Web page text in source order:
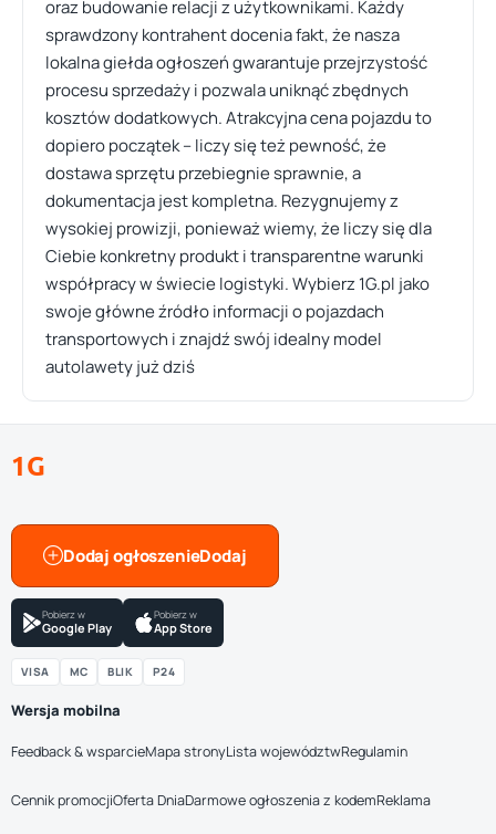
oraz budowanie relacji z użytkownikami. Każdy
sprawdzony kontrahent docenia fakt, że nasza
lokalna giełda ogłoszeń gwarantuje przejrzystość
procesu sprzedaży i pozwala uniknąć zbędnych
kosztów dodatkowych. Atrakcyjna cena pojazdu to
dopiero początek – liczy się też pewność, że
dostawa sprzętu przebiegnie sprawnie, a
dokumentacja jest kompletna. Rezygnujemy z
wysokiej prowizji, ponieważ wiemy, że liczy się dla
Ciebie konkretny produkt i transparentne warunki
współpracy w świecie logistyki. Wybierz 1G.pl jako
swoje główne źródło informacji o pojazdach
transportowych i znajdź swój idealny model
autolawety już dziś
1G
Dodaj ogłoszenie
Pobierz w
Google Play
Pobierz w
App Store
VISA MC BLIK P24
Wersja mobilna
Feedback & wsparcieMapa stronyLista województwRegulamin
Cennik promocjiOferta DniaDarmowe ogłoszenia z kodemReklama